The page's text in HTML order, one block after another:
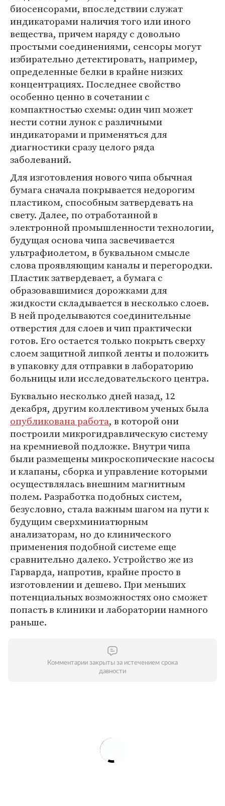
биосенсорами, впоследствии служат
индикаторами наличия того или иного
вещества, причем наряду с довольно
простыми соединениями, сенсоры могут
избирательно детектировать, например,
определенные белки в крайне низких
концентрациях. Последнее свойство
особенно ценно в сочетании с
компактностью схемы: один чип может
нести сотни лунок с различными
индикаторами и применяться для
диагностики сразу целого ряда
заболеваний.
Для изготовления нового чипа обычная
бумага сначала покрывается недорогим
пластиком, способным затвердевать на
свету. Далее, по отработанной в
электронной промышленности технологии,
будущая основа чипа засвечивается
ультрафиолетом, в буквальном смысле
слова проявляющим каналы и перегородки.
Пластик затвердевает, а бумага с
образовавшимися дорожками для
жидкости складывается в несколько слоев.
В ней проделываются соединительные
отверстия для слоев и чип практически
готов. Его остается только покрыть сверху
слоем защитной липкой ленты и положить
в упаковку для отправки в лабораторию
больницы или исследовательского центра.
Буквально несколько дней назад, 12
декабря, другим коллективом ученых была
опубликована работа, в которой они
построили микрогидравлическую систему
на кремниевой подложке. Внутри чипа
были размещены микроскопические насосы
и клапаны, сборка и управление которыми
осуществлялась внешним магнитным
полем. Разработка подобных систем,
безусловно, стала важным шагом на пути к
будущим сверхминиатюрным
анализаторам, но до клинического
применения подобной системе еще
сравнительно далеко. Устройство же из
Гарварда, напротив, крайне просто в
изготовлении и дешево. При меньших
потенциальных возможностях оно сможет
попасть в клиники и лаборатории намного
раньше.
Комментарии закрыты за истечением срока
давности